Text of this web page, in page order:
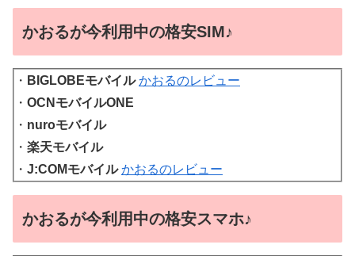
かおるが今利用中の格安SIM♪
・ BIGLOBEモバイル かおるのレビュー
・ OCNモバイルONE
・ nuroモバイル
・ 楽天モバイル
・ J:COMモバイル かおるのレビュー
かおるが今利用中の格安スマホ♪